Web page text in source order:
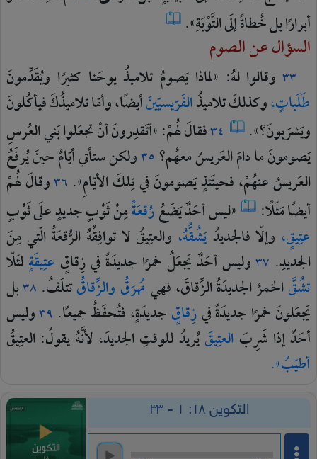
أبرارًابلخُطاةًإلَىالتَّوْبَةِ».
السؤال عن الصوم
٣٣ وقالوالهُ: «لماذايَصومُ تلاميذُيوحَنا كثيرًا ويُقَدِّمونَ
طَلَباتٍ،وكذلكَتلاميذُالفَرّيسيّينَأيضًا،وأمّاتلاميذُكَفيأكُلونَ
ويَشرَبونَ؟».
٣٤فقالَلهُمْ:«أتَقدِرونَأنْتجعَلوابَنيالعُرسِ
يَصومونَمادامَالعَريسُمعهُم؟ ٣٥ولكنستأتيأيّامٌحينَيُرفَعُ
العَريسُعنهُمْ،فحينَئذٍيَصومونَفيتِلكَالأيّامِ». ٣٦وقالَلهُمْ
أيضًامَثَلًا: «ليسأحَدٌيَضَعُرُقعَةًمِنْثَوْبٍجديدٍعلَىثَوْبٍ
عتِيقٍ، وإلّافالجديدُيَشُقُّهُ، والعتِيقُلاتوافِقُهُالرُّقعَةُالّتيمِنَ
الجديدِ. ٣٧وليسأحَدٌيَجعَلُخمرًاجديدَةًفيزِقاقٍ عتِيقَةٍلئَلّا
تشُقَّالخمرُالجديدَةُالزِّقاقَ،فهيتُهرَقُوالزِّقاقُتتلَفُ. ٣٨بل
يَجعَلونَخمرًاجديدَةًفيزِقاقٍجديدَةٍ،فتُحفَظُجميعًا. ٣٩وليس
أحَدٌإذاشَرِبَ العتِيقَيُريدُللوقتِالجديدَ،لأنَّهُيقولُ:العتِيقُ
أطيَبُ».
التكوين ١٨: ١ - ٣٣